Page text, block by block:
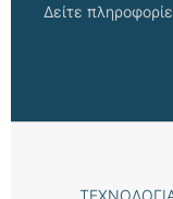
Δείτε